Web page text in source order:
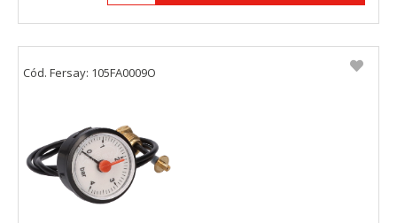
Cód. Fersay: 105FA0009O